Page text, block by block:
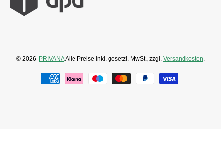
© 2026, PRIVANAAlle Preise inkl. gesetzl. MwSt., zzgl. Versandkosten.
Zahlungsmethoden